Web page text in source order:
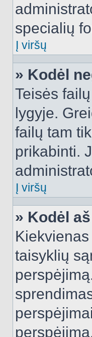
specialių
Į viršų
» Kodėl
Teisės
lygyje.
failų tam
prikabinti.
Į viršų
» Kodėl
taisyklių